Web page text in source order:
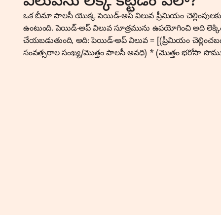
ఒక బీమా పాలసీ యొక్క పెయిడ్-అప్ విలువ ప్రీమియం
ఉంటుంది. పెయిడ్-అప్ విలువ సూత్రమును ఉపయోగించి అది
చేయబడుతుంది, అది: పెయిడ్-అప్ విలువ = [(ప్రీమియం
సంవత్సరాల సంఖ్య/మొత్తం పాలసీ అవధి) * (మొత్తం భరోసా